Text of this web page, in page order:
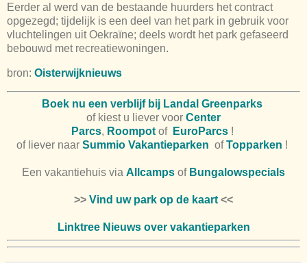
Eerder al werd van de bestaande huurders het contract
opgezegd; tijdelijk is een deel van het park in gebruik voor
vluchtelingen uit Oekraïne; deels wordt het park gefaseerd
bebouwd met recreatiewoningen.
bron: Oisterwijknieuws
Boek nu een verblijf bij Landal Greenparks
of kiest u liever voor Center
Parcs, Roompotof EuroParcs!
of liever naar Summio Vakantieparken ofTopparken !
Een vakantiehuis via Allcamps of Bungalowspecials
>> Vind uw park op de kaart<<
Linktree Nieuws over vakantieparken